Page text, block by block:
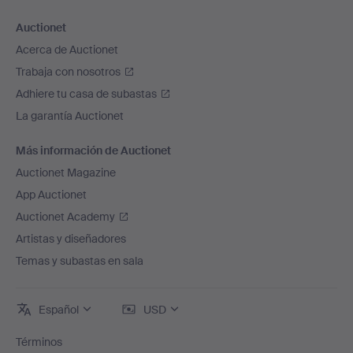
Auctionet
Acerca de Auctionet
Trabaja con nosotros
Adhiere tu casa de subastas
La garantía Auctionet
Más información de Auctionet
Auctionet Magazine
App Auctionet
Auctionet Academy
Artistas y diseñadores
Temas y subastas en sala
Español USD
Términos